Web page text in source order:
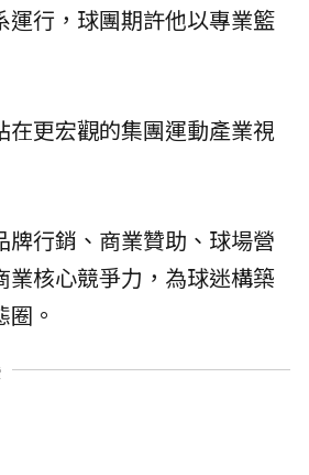
行，球團期許他以專業籃
更宏觀的集團運動產業視
行銷、商業贊助、球場營
核心競爭力，為球迷構築
。